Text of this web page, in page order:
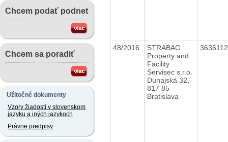
Chcem podať podnet
Chcem sa poradiť
Užitočné dokumenty
Vzory žiadostí v slovenskom
jazyku a iných jazykoch
Právne predpisy
48/2016
STRABAG
Property and
Facility
Servisec s.r.o.
Dunajská 32,
817 85
Bratislava